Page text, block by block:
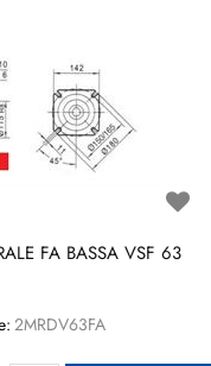
FA BASSA VSF 63
2MRDV63FA